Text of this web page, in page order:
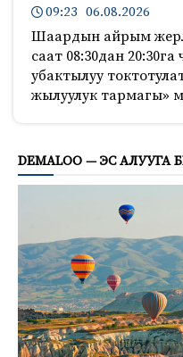
09:23 06.08.2026
Шаардын айрым
саат 08:30дан
убактылуу
жылуулук тармагы»
DEMALOO — ЭС АЛУУГА